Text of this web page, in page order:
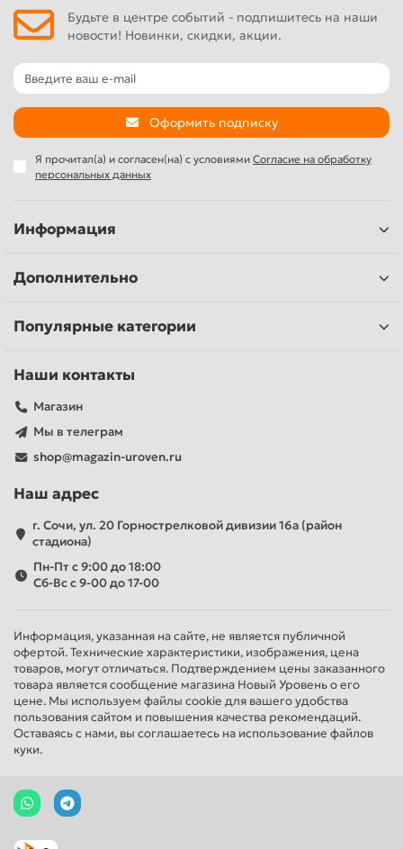
Будьте в центре событий - подпишитесь на наши
новости! Новинки, скидки, акции.
Оформить подписку
Я прочитал(а) и согласен(на) с условиями Согласие на обработку
персональных данных
Информация
Дополнительно
Популярные категории
Наши контакты
Магазин
Мы в телеграм
shop@magazin-uroven.ru
Наш адрес
г. Сочи, ул. 20 Горнострелковой дивизии 16а (район
стадиона)
Пн-Пт с 9:00 до 18:00
Сб-Вс с 9-00 до 17-00
Информация, указанная на сайте, не является публичной
офертой. Технические характеристики, изображения, цена
товаров, могут отличаться. Подтверждением цены заказанного
товара является сообщение магазина Новый Уровень о его
цене. Мы используем файлы cookie для вашего удобства
пользования сайтом и повышения качества рекомендаций.
Оставаясь с нами, вы соглашаетесь на использование файлов
куки.